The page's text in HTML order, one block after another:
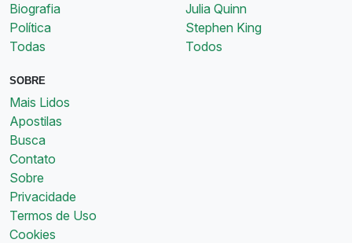
Biografia
Política
Todas
Julia Quinn
Stephen King
Todos
SOBRE
Mais Lidos
Apostilas
Busca
Contato
Sobre
Privacidade
Termos de Uso
Cookies